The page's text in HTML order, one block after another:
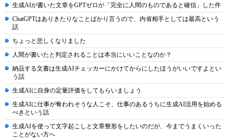
生成AIが書いた文章をGPTゼロが「完全に人間のものであると確信」した件
ChatGPTはありきたりなことばかり言うので、内省相手としては最高という
話
ちょっと悲しくなりました
人間が書いたと判定されることは本当にいいことなのか？
納品する文書は生成AIチェッカーにかけてからにしたほうがいいですよとい
う話
生成AIに自身の定量評価をしてもらいましょう
生成AIに仕事が奪われそうな人こそ、仕事のあるうちに生成AI活用を始める
べきという話
生成AIを使って文字起こしと文章整形をしたいのだが、今までうまくいった
ことがない方へ